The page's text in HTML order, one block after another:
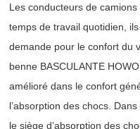
Les conducteurs de
temps de travail quotidien,
demande pour le confort du
benne BASCULANTE
amélioré dans le confort
l’absorption des chocs.
le siège d’absorption des